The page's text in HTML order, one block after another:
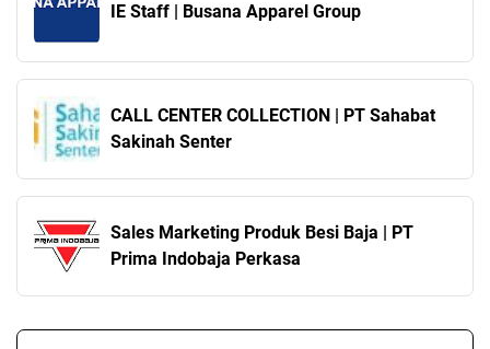
IE Staff | Busana Apparel Group
CALL CENTER COLLECTION | PT Sahabat
Sakinah Senter
Sales Marketing Produk Besi Baja | PT
Prima Indobaja Perkasa